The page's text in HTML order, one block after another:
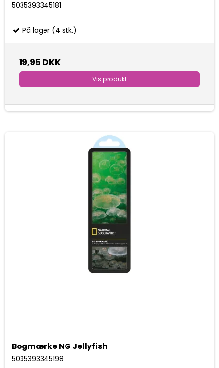
5035393345181
På lager (4 stk.)
19,95 DKK
Vis produkt
Bogmærke NG Jellyfish
5035393345198